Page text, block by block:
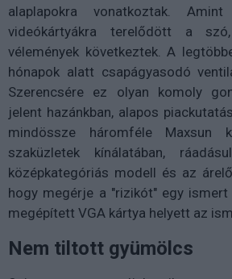
alaplapokra vonatkoztak.
videókártyákra terelődött a
vélemények következtek. A
hónapok alatt csapágyasodó
Szerencsére ez olyan komoly
jelent hazánkban, alapos
mindössze háromféle Maxsun
szaküzletek kínálatában,
középkategóriás modell és az
hogy megérje a "rizikót" egy
megépített VGA kártya helyett az
Nem tiltott gyümölcs